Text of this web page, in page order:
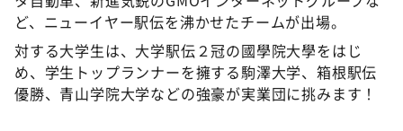
ど、ニューイヤー駅伝を沸かせたチームが出場。
対する大学生は、大学駅伝２冠の國學院大學をはじ
め、学生トップランナーを擁する駒澤大学、箱根駅伝
優勝、青山学院大学などの強豪が実業団に挑みます！